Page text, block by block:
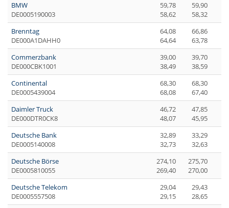
BMW
DE0005190003
59,78
58,62
59,90
58,32
Brenntag
DE000A1DAHH0
64,08
64,64
66,86
63,78
Commerzbank
DE000CBK1001
39,00
38,49
39,70
38,59
Continental
DE0005439004
68,30
68,08
68,30
67,40
Daimler Truck
DE000DTR0CK8
46,72
48,07
47,85
45,95
Deutsche Bank
DE0005140008
32,89
32,73
33,29
32,63
Deutsche Börse
DE0005810055
274,10
269,40
275,70
270,00
Deutsche Telekom
DE0005557508
29,04
29,15
29,43
28,65